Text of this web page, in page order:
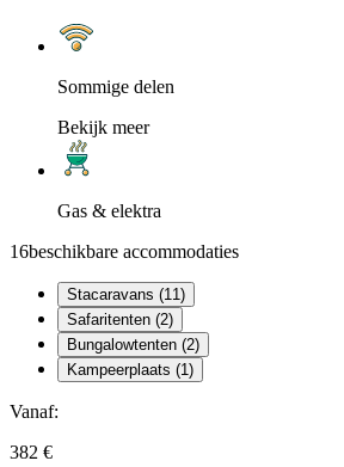
Sommige delen
Bekijk meer
Gas & elektra
16beschikbare accommodaties
Stacaravans (11)
Safaritenten (2)
Bungalowtenten (2)
Kampeerplaats (1)
Vanaf:
382 €